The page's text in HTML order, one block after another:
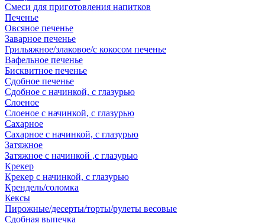
Смеси для приготовления напитков
Печенье
Овсяное печенье
Заварное печенье
Грильяжное/злаковое/с кокосом печенье
Вафельное печенье
Бисквитное печенье
Сдобное печенье
Сдобное с начинкой, с глазурью
Слоеное
Слоеное с начинкой, с глазурью
Сахарное
Сахарное с начинкой, с глазурью
Затяжное
Затяжное с начинкой ,с глазурью
Крекер
Крекер с начинкой, с глазурью
Крендель/соломка
Кексы
Пирожные/десерты/торты/рулеты весовые
Сдобная выпечка